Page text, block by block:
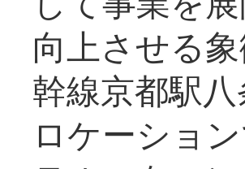
向上させる
幹線京都駅
ロケーショ